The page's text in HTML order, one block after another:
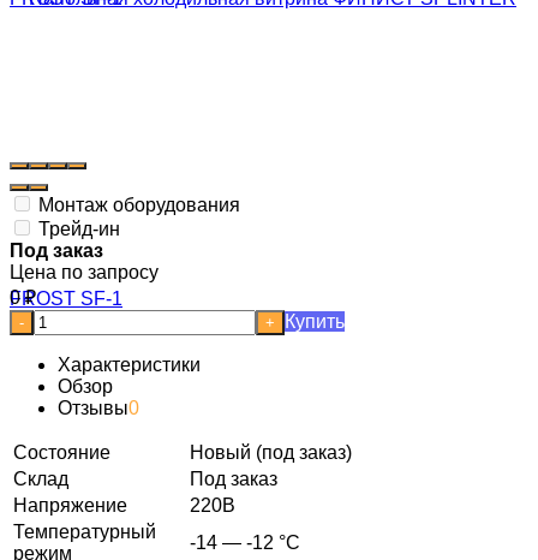
Монтаж оборудования
Трейд-ин
Под заказ
Цена по запросу
0₽
- + Купить
Характеристики
Обзор
Отзывы0
Состояние
Новый (под заказ)
Склад
Под заказ
Напряжение
220В
Температурный
режим
-14 — -12 °C